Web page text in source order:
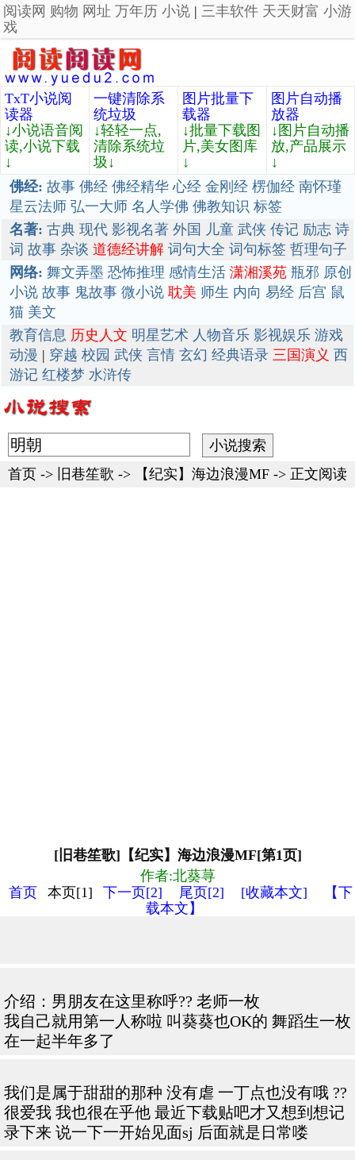
阅读网 购物 网址 万年历 小说 | 三丰软件 天天财富 小游
戏
TxT小说阅
读器
↓小说语音阅
读,小说下载
↓
一键清除系
统垃圾
↓轻轻一点,
清除系统垃
圾↓
图片批量下
载器
↓批量下载图
片,美女图库
↓
图片自动播
放器
↓图片自动播
放,产品展示
↓
佛经: 故事 佛经 佛经精华 心经 金刚经 楞伽经 南怀瑾
星云法师 弘一大师 名人学佛 佛教知识 标签
名著: 古典 现代 影视名著 外国 儿童 武侠 传记 励志 诗
词 故事 杂谈 道德经讲解 词句大全 词句标签 哲理句子
网络: 舞文弄墨 恐怖推理 感情生活 潇湘溪苑 瓶邪 原创
小说 故事 鬼故事 微小说 耽美 师生 内向 易经 后宫 鼠
猫 美文
教育信息 历史人文 明星艺术 人物音乐 影视娱乐 游戏
动漫 | 穿越 校园 武侠 言情 玄幻 经典语录 三国演义 西
游记 红楼梦 水浒传
首页 -> 旧巷笙歌 -> 【纪实】海边浪漫MF -> 正文阅读
[旧巷笙歌]【纪实】海边浪漫MF[第1页]
作者:北葵荨
首页
本页[1] 下一页[2] 尾页[2] [收藏本文]
【下
载本文】
介绍：男朋友在这里称呼?? 老师一枚
我自己就用第一人称啦 叫葵葵也OK的 舞蹈生一枚
在一起半年多了
我们是属于甜甜的那种 没有虐 一丁点也没有哦 ??
很爱我 我也很在乎他 最近下载贴吧才又想到想记
录下来 说一下一开始见面sj 后面就是日常喽